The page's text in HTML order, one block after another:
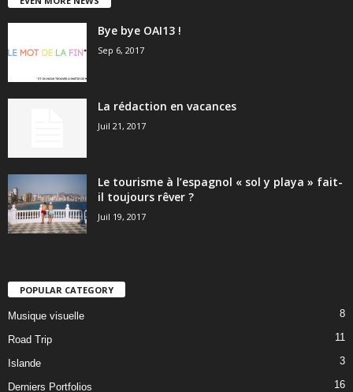
Bye bye OAI13 !
Sep 6, 2017
La rédaction en vacances
Juil 21, 2017
Le tourisme à l’espagnol « sol y playa » fait-
il toujours rêver ?
Juil 19, 2017
POPULAR CATEGORY
Musique visuelle 8
Road Trip 11
Islande 3
Derniers Portfolios 16